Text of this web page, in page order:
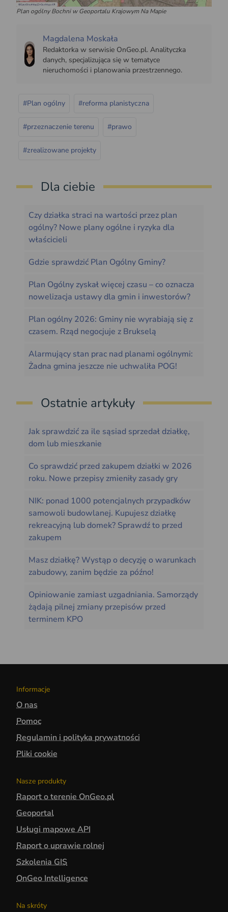
Plan ogólny Bochni w Geoportalu Krajowym Na Mapie
Magdalena Moskała
Redaktorka w serwisie OnGeo.pl. Analityczka
danych, specjalizująca się w tematyce
nieruchomości i planowania przestrzennego.
#Plan ogólny #reforma planistyczna
#przeznaczenie terenu #prawo
#zrealizowane projekty
Dla ciebie
Czy działka straci na wartości przez plan
ogólny? Nowe plany ogólne i ryzyka dla
właścicieli
Gdzie sprawdzić Plan Ogólny Gminy?
Plan Ogólny zyskał więcej czasu – co oznacza
nowelizacja ustawy dla gmin i inwestorów?
Plan ogólny 2026: Gminy nie wyrabiają się z
czasem. Rząd negocjuje z Brukselą
Alarmujący stan prac nad planami ogólnymi:
Żadna gmina jeszcze nie uchwaliła POG!
Ostatnie artykuły
Jak sprawdzić za ile sąsiad sprzedał działkę,
dom lub mieszkanie
Co sprawdzić przed zakupem działki w 2026
roku. Nowe przepisy zmieniły zasady gry
NIK: ponad 1000 potencjalnych przypadków
samowoli budowlanej. Kupujesz działkę
rekreacyjną lub domek? Sprawdź to przed
zakupem
Masz działkę? Wystąp o decyzję o warunkach
zabudowy, zanim będzie za późno!
Opiniowanie zamiast uzgadniania. Samorządy
żądają pilnej zmiany przepisów przed
terminem KPO
Informacje
O nas
Pomoc
Regulamin i polityka prywatności
Pliki cookie
Nasze produkty
Raport o terenie OnGeo.pl
Geoportal
Usługi mapowe API
Raport o uprawie rolnej
Szkolenia GIS
OnGeo Intelligence
Na skróty